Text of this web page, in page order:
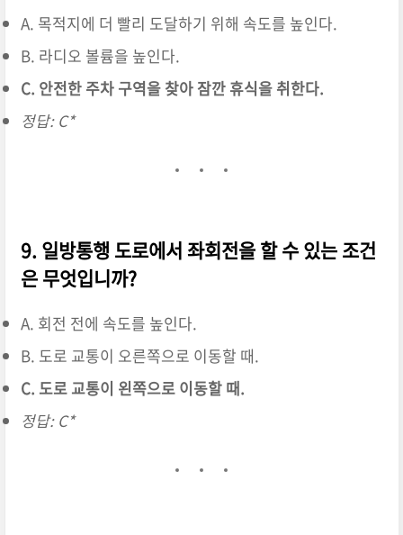
A. 목적지에 더 빨리 도달하기 위해 속도를 높인다.
B. 라디오 볼륨을 높인다.
C. 안전한 주차 구역을 찾아 잠깐 휴식을 취한다.
정답: C*
9. 일방통행 도로에서 좌회전을 할 수 있는 조건
은 무엇입니까?
A. 회전 전에 속도를 높인다.
B. 도로 교통이 오른쪽으로 이동할 때.
C. 도로 교통이 왼쪽으로 이동할 때.
정답: C*